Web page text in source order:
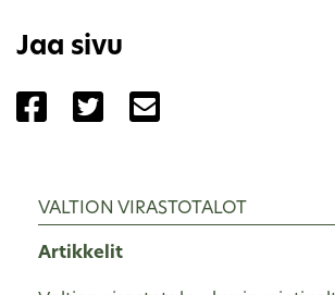
Jaa sivu
Jaa sivu palvelussa Facebook
Jaa sivu palvelussa Twitter
VALTION VIRASTOTALOT
Artikkelit